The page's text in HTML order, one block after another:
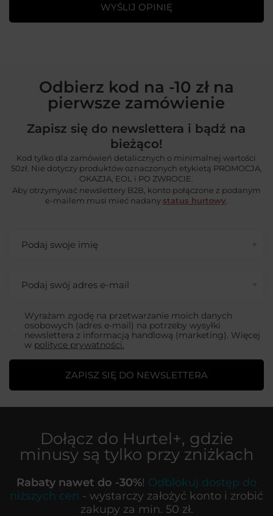
WYŚLIJ OPINIĘ
Odbierz kod na -10 zł na
pierwsze zamówienie
Zapisz się do newslettera i bądź na
bieżąco!
Kod tylko dla zamówień detalicznych o minimalnej wartości
50zł. Nie dotyczy produktów oznaczonych etykietą PROMOCJA,
OKAZJA, EOL i PO ZWROCIE.
Aby otrzymywać newslettery B2B, konto połączone z podanym
e-mailem musi mieć nadany status hurtowy
Podaj swoje imię
Podaj swój adres e-mail
Wyrażam zgodę na przetwarzanie moich danych
osobowych (adres e-mail) na potrzeby wysyłki
newslettera z informacją handlową (marketing). Więcej
w polityce prywatności.
ZAPISZ SIĘ DO NEWSLETTERA
Dołącz do Hurtel+, gdzie
minusy są tylko przy zniżkach
Rabaty nawet do -30%! Odblokuj dostęp do
niższych cen - wystarczy założyć konto i zrobić
zakupy za min. 50 zł.